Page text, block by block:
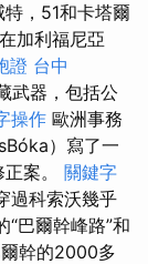
，51和卡塔爾
在加利福尼亞
證 台中
武器，包括公
操作 歐洲事務
）寫了一
案。 關鍵字
過科索沃幾乎
“巴爾幹峰路”和
幹的2000多